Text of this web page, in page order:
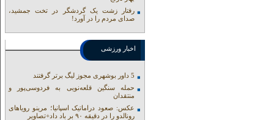
رفتار زشت یک گردشگر در تخت جمشید،
صدای مردم را در آورد!
اخبار ورزشی
5 داور بوشهری مجوز لیگ برتر گرفتند
حمله سنگین قلعه‌نویی به فردوسی‌پور و
منتقدان
عکس: صعود دراماتیک اسپانیا؛ مرینو رویاهای
رونالدو را در دقیقه ۹۰ بر باد داد+تصاویر